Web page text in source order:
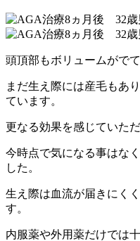
頭頂部もボリュームがでて
まだ生え際には産毛もあ
ています。
更なる効果を感じていた
今時点で気になる事はな
した。
生え際は血流が届きにく
す。
内服薬や外用薬だけでは